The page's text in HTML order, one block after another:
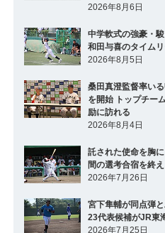
2026年8月6日
中学軟式の強豪・
和田与喜のタイム
2026年8月5日
桑田真澄監督率い
を開始 トップチー
励に訪れる
2026年8月4日
託された使命を胸
間の選考合宿を終
2026年7月26日
宮下隼輔が同点弾
23代表候補がJR東
2026年7月25日